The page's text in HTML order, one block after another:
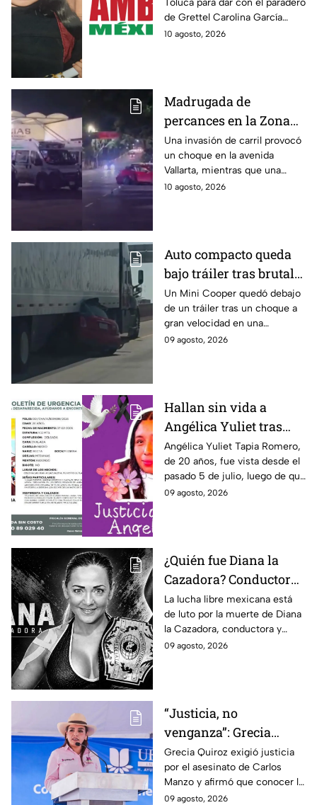
Toluca para dar con el paradero
de Grettel Carolina García
Ballesteros, de 13 años; la
10 agosto, 2026
Madrugada de
percances en la Zona
Metropolitana: Fuerte
choque deja cinco
heridos en Guadalajara
y un apuñalado en
Una invasión de carril provocó
un choque en la avenida
Vallarta, mientras que una
pelea dejó a un hombre en el
10 agosto, 2026
Auto compacto queda
bajo tráiler tras brutal
choque en El Paso
Un Mini Cooper quedó debajo
de un tráiler tras un choque a
gran velocidad en una
carretera interestatal de El
09 agosto, 2026
Hallan sin vida a
Angélica Yuliet tras
desaparecer por una
entrevista de trabajo en
Edomex
Angélica Yuliet Tapia Romero,
de 20 años, fue vista desde el
pasado 5 de julio, luego de que
presuntamente recibiera una
09 agosto, 2026
¿Quién fue Diana la
Cazadora? Conductora
y luchadora que
falleció a los 48 años en
Monterrey
La lucha libre mexicana está
de luto por la muerte de Diana
la Cazadora, conductora y
luchadora de 48 años que
09 agosto, 2026
“Justicia, no
venganza”: Grecia
Quiroz exige esclarecer
el asesinato de Carlos
Manzo
Grecia Quiroz exigió justicia
por el asesinato de Carlos
Manzo y afirmó que conocer la
verdad es indispensable para
09 agosto, 2026